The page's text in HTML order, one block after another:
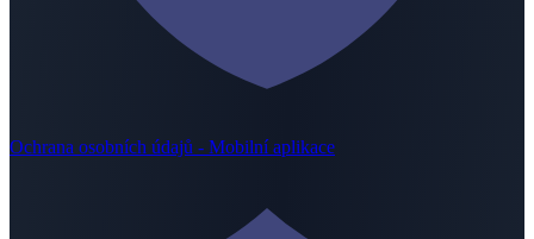
Ochrana osobních údajů - Mobilní aplikace